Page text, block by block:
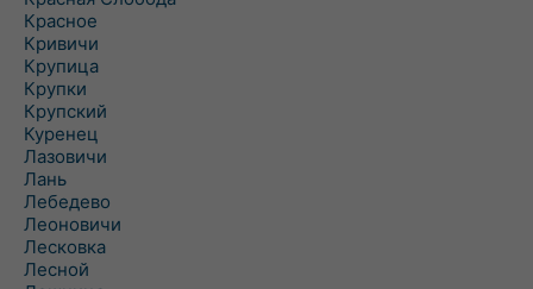
Красное
Кривичи
Крупица
Крупки
Крупский
Куренец
Лазовичи
Лань
Лебедево
Леоновичи
Лесковка
Лесной